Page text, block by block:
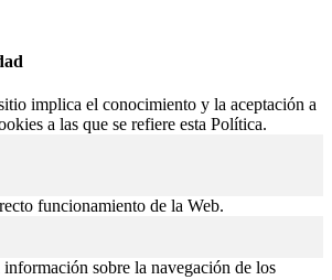
implica el conocimiento y la aceptación a
a las que se refiere esta Política.
funcionamiento de la Web.
información sobre la navegación de los